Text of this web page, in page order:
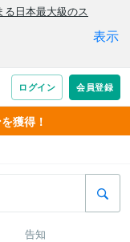
獲得！
告知